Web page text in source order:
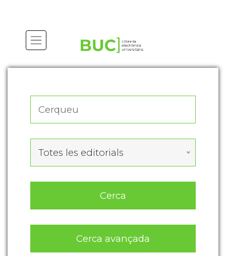
Totes les editorials
Cerca
Cerca avançada